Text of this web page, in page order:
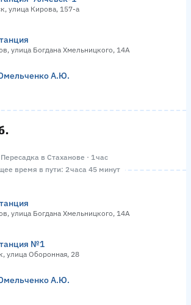
улица Кирова, 157-а
улица Богдана Хмельницкого, 14А
А.Ю.
Пересадка в Стаханове · 1 час
время в пути: 2 часа 45 минут
улица Богдана Хмельницкого, 14А
№1
улица Оборонная, 28
А.Ю.